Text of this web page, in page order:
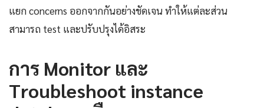
แยก concerns ออกจากกันอย่างชัดเจน ทำให้แต่ละส่วน
สามารถ test และปรับปรุงได้อิสระ
การ Monitor และ
Troubleshoot instance